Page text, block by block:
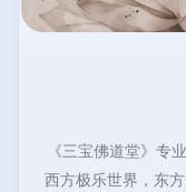
《三宝佛道堂》专
西方极乐世界，东